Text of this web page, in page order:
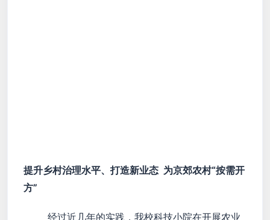
提升乡村治理水平、打造新业态 为京郊农村“按需开
方”
经过近几年的实践，我校科技小院在开展农业